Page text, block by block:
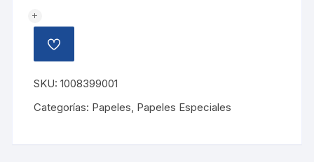
cantidad
AÑADIR
A
LISTA
DE
DESEOS
SKU:1008399001
Categorías: Papeles Papeles Especiales